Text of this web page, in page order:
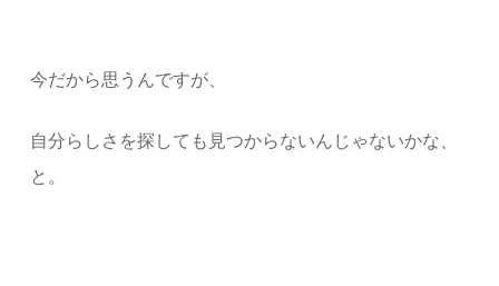
今だから思うんですが、
自分らしさを探しても見つからないんじゃないかな、
と。